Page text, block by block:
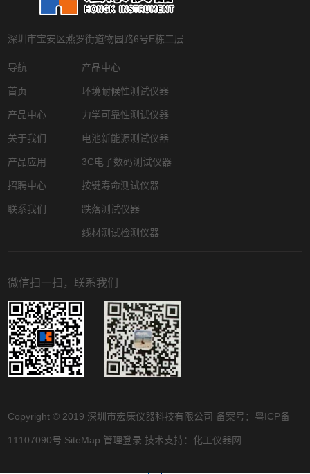
深圳市宝安区燕罗街道物园路6号E栋二层
导航
首页
产品中心
关于我们
产品应用
招聘中心
联系我们
产品中心
环境耐候性测试仪器
力学可靠性测试仪器
电池新能源测试仪器
3C电子数码测试仪器
按键寿命测试仪器
跌落测试仪器
线材测试检测仪器
微信扫一扫，联系我们
Copyright © 2019 深圳市宏康仪器科技有限公司 备案号： 粤ICP备
11107090号 SiteMap 管理登录 技术支持： 化工仪器网